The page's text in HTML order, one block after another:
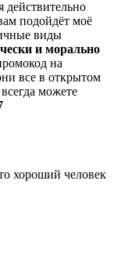
действительно
подойдёт моё
виды
и морально
на
все в открытом
можете
хороший человек